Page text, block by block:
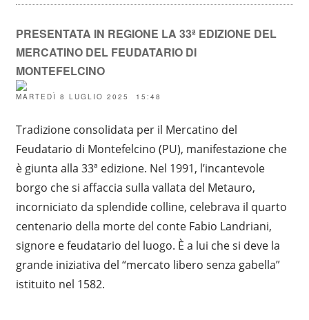
PRESENTATA IN REGIONE LA 33ª EDIZIONE DEL
MERCATINO DEL FEUDATARIO DI
MONTEFELCINO
MARTEDÌ 8 LUGLIO 2025 15:48
Tradizione consolidata per il Mercatino del
Feudatario di Montefelcino (PU), manifestazione che
è giunta alla 33ª edizione. Nel 1991, l’incantevole
borgo che si affaccia sulla vallata del Metauro,
incorniciato da splendide colline, celebrava il quarto
centenario della morte del conte Fabio Landriani,
signore e feudatario del luogo. È a lui che si deve la
grande iniziativa del “mercato libero senza gabella”
istituito nel 1582.